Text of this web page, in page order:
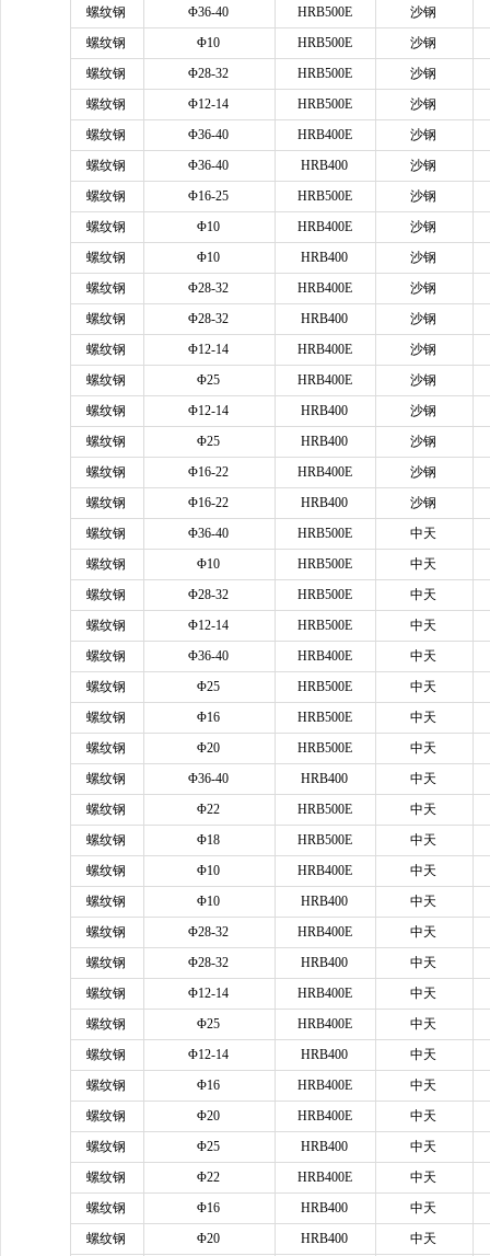
螺纹钢 Φ36-40 HRB500E
沙钢
螺纹钢
Φ10 HRB500E
沙钢
螺纹钢
Φ28-32 HRB500E
沙钢
螺纹钢
Φ12-14 HRB500E
沙钢
螺纹钢
Φ36-40 HRB400E
沙钢
螺纹钢
Φ36-40 HRB400
沙钢
螺纹钢
Φ16-25 HRB500E
沙钢
螺纹钢
Φ10 HRB400E
沙钢
螺纹钢
Φ10 HRB400
沙钢
螺纹钢
Φ28-32 HRB400E
沙钢
螺纹钢
Φ28-32 HRB400
沙钢
螺纹钢
Φ12-14 HRB400E
沙钢
螺纹钢
Φ25 HRB400E
沙钢
螺纹钢
Φ12-14 HRB400
沙钢
螺纹钢
Φ25 HRB400
沙钢
螺纹钢
Φ16-22 HRB400E
沙钢
螺纹钢
Φ16-22 HRB400
沙钢
螺纹钢
Φ36-40 HRB500E
中天
螺纹钢
Φ10 HRB500E
中天
螺纹钢
Φ28-32 HRB500E
中天
螺纹钢
Φ12-14 HRB500E
中天
螺纹钢
Φ36-40 HRB400E
中天
螺纹钢
Φ25 HRB500E
中天
螺纹钢
Φ16 HRB500E
中天
螺纹钢
Φ20 HRB500E
中天
螺纹钢
Φ36-40 HRB400
中天
螺纹钢
Φ22 HRB500E
中天
螺纹钢
Φ18 HRB500E
中天
螺纹钢
Φ10 HRB400E
中天
螺纹钢
Φ10 HRB400
中天
螺纹钢
Φ28-32 HRB400E
中天
螺纹钢
Φ28-32 HRB400
中天
螺纹钢
Φ12-14 HRB400E
中天
螺纹钢
Φ25 HRB400E
中天
螺纹钢
Φ12-14 HRB400
中天
螺纹钢
Φ16 HRB400E
中天
螺纹钢
Φ20 HRB400E
中天
螺纹钢
Φ25 HRB400
中天
螺纹钢
Φ22 HRB400E
中天
螺纹钢
Φ16 HRB400
中天
螺纹钢
Φ20 HRB400
中天